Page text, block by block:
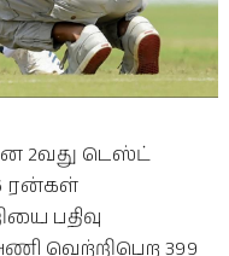
2வது டெஸ்ட்
ரன்கள்
பதிவு
வெற்றிபெற 399